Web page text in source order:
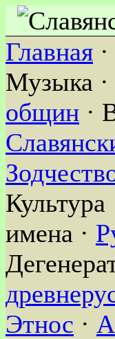
Главная ·
Музыка ·
общин ·
Культура
имена ·
Этнос ·